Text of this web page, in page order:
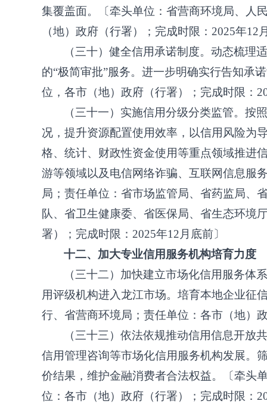
集覆盖面。〔牵头单位：省营商环境局、人
（地）政府（行署）；完成时限： 2025年12
（三十）健全信用承诺制度。动态梳
的“极简审批”服务。进一步明确实行告知承
位，各市（地）政府（行署）；完成时限：
（三十一）实施信用分级分类监管。
况，提升资源配置使用效率，以信用风险为
格、统计、财政性资金使用等重点领域推进
游等领域以及电信网络诈骗、互联网信息服
局；责任单位：省市场监管局、省药监局、
队、省卫生健康委、省医保局、省生态环境
署）；完成时限： 2025年12月底前〕
十二、加大专业信用服务机构培育力度
（三十二）加快建立市场化信用服务
用评级机构进入龙江市场。培育本地企业征
行、省营商环境局；责任单位：各市（地）
（三十三）依法依规推动信用信息开
信用管理咨询等市场化信用服务机构发展。
价结果，维护金融消费者合法权益。〔牵头
位：各市（地）政府（行署）；完成时限：